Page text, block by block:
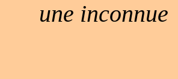
une inconnue